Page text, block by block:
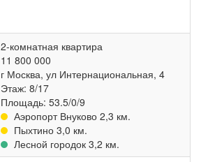
2-комнатная квартира
11 800 000
г Москва, ул Интернациональная, 4
Этаж: 8/17
Площадь: 53.5/0/9
Аэропорт Внуково 2,3 км.
Пыхтино 3,0 км.
Лесной городок 3,2 км.